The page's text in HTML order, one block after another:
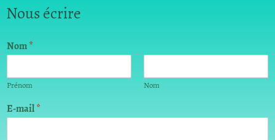
Nous écrire
Nom*
Prénom Nom
m
e
E-mail*